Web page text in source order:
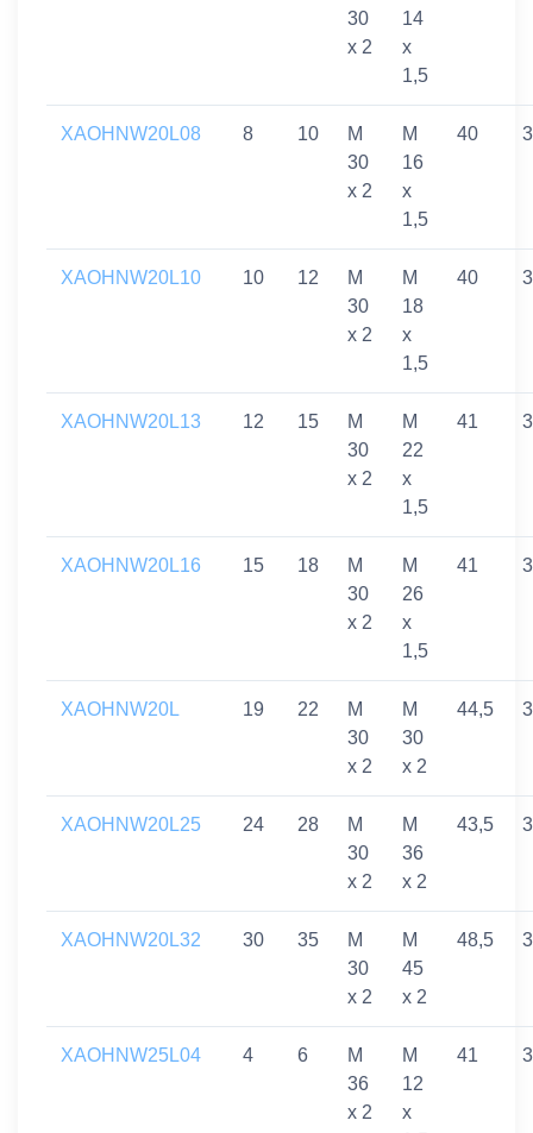
30
x 2
14
x
1,5
XAOHNW20L08 8 10
M
30
x 2
M
16
x
1,5
40
XAOHNW20L10 10 12
M
30
x 2
M
18
x
1,5
40
XAOHNW20L13 12 15
M
30
x 2
M
22
x
1,5
41
XAOHNW20L16 15 18
M
30
x 2
M
26
x
1,5
41
XAOHNW20L 19 22
M
30
x 2
M
30
x 2
44,5
XAOHNW20L25 24 28
M
30
x 2
M
36
x 2
43,5
XAOHNW20L32 30 35
M
30
x 2
M
45
x 2
48,5
XAOHNW25L04 4 6
M
36
x 2
M
12
x
41